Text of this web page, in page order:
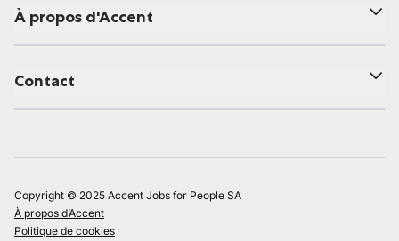
À propos d'Accent
Contact
Copyright © 2025 Accent Jobs for People SA
À propos d’Accent
Politique de cookies